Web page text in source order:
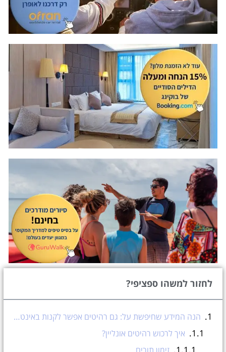
לחזור למשהו ספציפי?
הנה המידע שחיפשת על: גם רהיטים אפשר לקנות באינטרנט!
איך לרכוש רהיטים אונליין?